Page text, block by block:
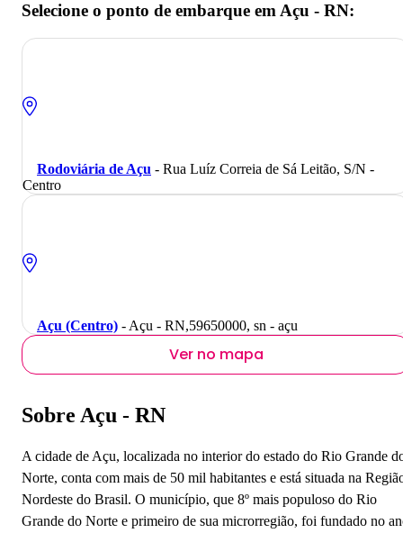
Selecione o ponto de embarque em Açu - RN:
Rodoviária de Açu - Rua Luíz Correia de Sá Leitão, S/N -
Centro
Açu (Centro) - Açu - RN,59650000, sn - açu
Ver no mapa
Sobre Açu - RN
A cidade de Açu, localizada no interior do estado do Rio Grande
Norte, conta com mais de 50 mil habitantes e está situada na
Nordeste do Brasil. O município, que 8º mais populoso do Rio
Grande do Norte e primeiro de sua microrregião, foi fundado no